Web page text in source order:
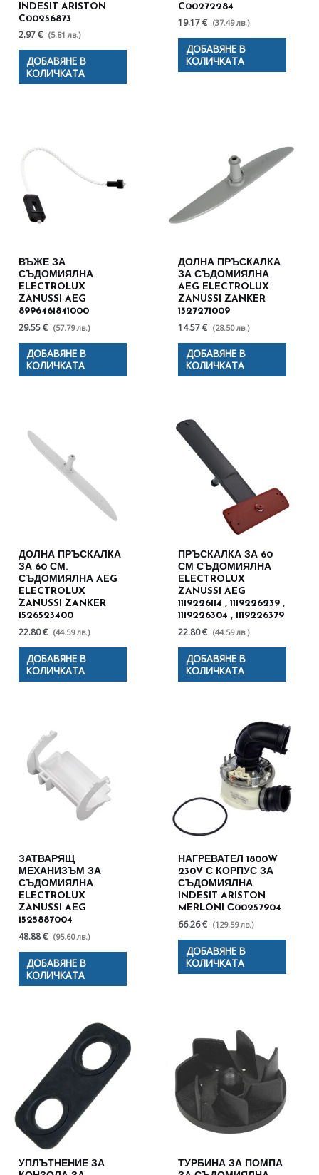
INDESIT ARISTON
C00256873
2.97 € (5.81 лв.)
ДОБАВЯНЕ В
КОЛИЧКАТА
C00272284
19.17 € (37.49 лв.)
ДОБАВЯНЕ В
КОЛИЧКАТА
ВЪЖЕ ЗА
СЪДОМИЯЛНА
ELECTROLUX
ZANUSSI AEG
8996461841000
29.55 € (57.79 лв.)
ДОБАВЯНЕ В
КОЛИЧКАТА
ДОЛНА ПРЪСКАЛКА
ЗА СЪДОМИЯЛНА
AEG ELECTROLUX
ZANUSSI ZANKER
1527271009
14.57 € (28.50 лв.)
ДОБАВЯНЕ В
КОЛИЧКАТА
ДОЛНА ПРЪСКАЛКА
ЗА 60 СМ.
СЪДОМИЯЛНА AEG
ELECTROLUX
ZANUSSI ZANKER
1526523400
22.80 € (44.59 лв.)
ДОБАВЯНЕ В
КОЛИЧКАТА
ПРЪСКАЛКА ЗА 60
СМ СЪДОМИЯЛНА
ELECTROLUX
ZANUSSI AEG
1119226114 , 1119226239 ,
1119226304 , 1119226379
22.80 € (44.59 лв.)
ДОБАВЯНЕ В
КОЛИЧКАТА
ЗАТВАРЯЩ
МЕХАНИЗЪМ ЗА
СЪДОМИЯЛНА
ELECTROLUX
ZANUSSI AEG
1525887004
48.88 € (95.60 лв.)
ДОБАВЯНЕ В
КОЛИЧКАТА
НАГРЕВАТЕЛ 1800W
230V С КОРПУС ЗА
СЪДОМИЯЛНА
INDESIT ARISTON
MERLONI С00257904
66.26 € (129.59 лв.)
ДОБАВЯНЕ В
КОЛИЧКАТА
УПЛЪТНЕНИЕ ЗА
ТУРБИНА ЗА ПОМПА